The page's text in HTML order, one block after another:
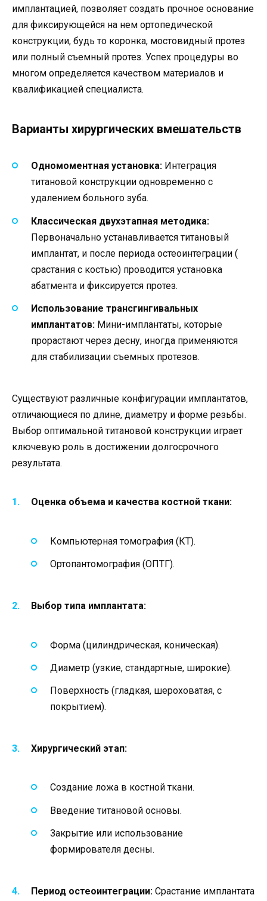
имплантацией, позволяет создать прочное основание
для фиксирующейся на нем ортопедической
конструкции, будь то коронка, мостовидный протез
или полный съемный протез. Успех процедуры во
многом определяется качеством материалов и
квалификацией специалиста.
Варианты хирургических вмешательств
Одномоментная установка: Интеграция
титановой конструкции одновременно с
удалением больного зуба.
Классическая двухэтапная методика:
Первоначально устанавливается титановый
имплантат, и после периода остеоинтеграции (
срастания с костью) проводится установка
абатмента и фиксируется протез.
Использование трансгингивальных
имплантатов: Мини-имплантаты, которые
прорастают через десну, иногда применяются
для стабилизации съемных протезов.
Существуют различные конфигурации имплантатов,
отличающиеся по длине, диаметру и форме резьбы.
Выбор оптимальной титановой конструкции играет
ключевую роль в достижении долгосрочного
результата.
Оценка объема и качества костной ткани:
Компьютерная томография (КТ).
Ортопантомография (ОПТГ).
Выбор типа имплантата:
Форма (цилиндрическая, коническая).
Диаметр (узкие, стандартные, широкие).
Поверхность (гладкая, шероховатая, с
покрытием).
Хирургический этап:
Создание ложа в костной ткани.
Введение титановой основы.
Закрытие или использование
формирователя десны.
Период остеоинтеграции: Срастание имплантата